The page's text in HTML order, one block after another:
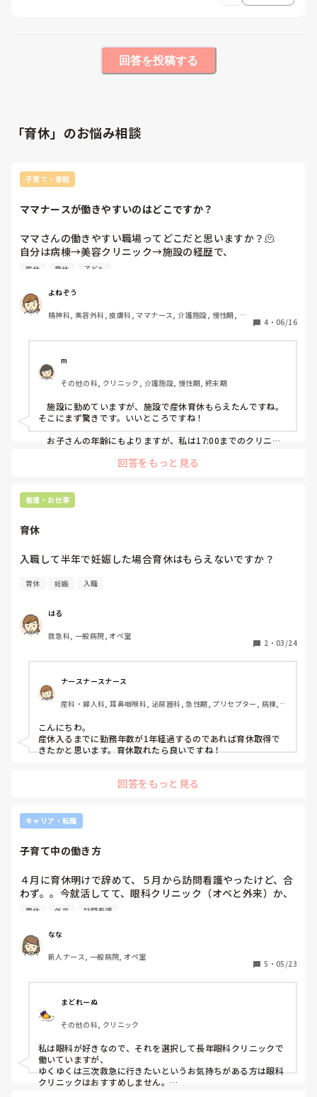
回答を投稿する
「育休」のお悩み相談
子育て・家庭
ママナースが働きやすいのはどこですか？
ママさんの働きやすい職場ってどこだと思いますか？🫠
自分は病棟→美容クリニック→施設の経歴で、
施設で産休育休取ったママなんですが、
施設も看護師少ない配置のところだと休みづらいですもん
ね。。。
どこがオススメ！とかありますか？
産休 育休 子ども
よねぞう
精神科, 美容外科, 皮膚科, ママナース, 介護施設, 慢性期, 回
4 ・ 06/16
m
その他の科, クリニック, 介護施設, 慢性期, 終末期
施設に勤めていますが、施設で産休育休もらえたんですね。
そこにまず驚きです。いいところですね！
お子さんの年齢にもよりますが、私は17:00までのクリニッ
き、夕食を作る時間には帰宅できる。
ただ、だいたい18:30までとか遅くに終わるクリニックが多
いので、早く終わるクリニックを探すのが難しいかもしれませ
回答をもっと見る
看護・お仕事
育休
育休 妊娠 入職
はる
救急科, 一般病院, オペ室
2 ・ 03/24
ナースナースナース
産科・婦人科, 耳鼻咽喉科, 泌尿器科, 急性期, プリセプター, 病棟,
こんにちわ。
産休入るまでに勤務年数が1年経過するのであれば育休取得で
きたかと思います。育休取れたら良いですね！
回答をもっと見る
キャリア・転職
子育て中の働き方
４月に育休明けで辞めて、５月から訪問看護やったけど、合
わず。。今就活してて、眼科クリニック（オペと外来）か、
１８０床（一般病棟135床、療養病棟47床）の２次救急の病
もうすでに急性期病院３つも経験してるので、どうしようか
なって。2歳の子供がいるので、両立できる選択をしたらい
いのかな。
履歴書的にも、転々もしててキツイですよね😫
悩む。
子供が何歳くらいになったら、3次救急行けるのかな？
アドバイス教えて貰いたいです。
近くに子供みれる親はいません。旦那も帰り遅いです。
育休 外来 訪問看護
なな
新人ナース, 一般病院, オペ室
5 ・ 05/23
まどれーぬ
その他の科, クリニック
私は眼科が好きなので、それを選択して長年眼科クリニックで
働いていますが、
ゆくゆくは三次救急に行きたいというお気持ちがある方は眼科
クリニックはおすすめしません。